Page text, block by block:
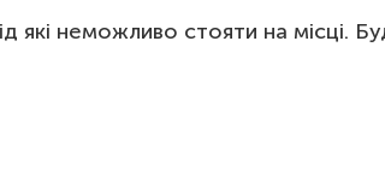
які неможливо стояти на місці.